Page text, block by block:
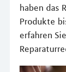
haben das
Produkte
erfahren